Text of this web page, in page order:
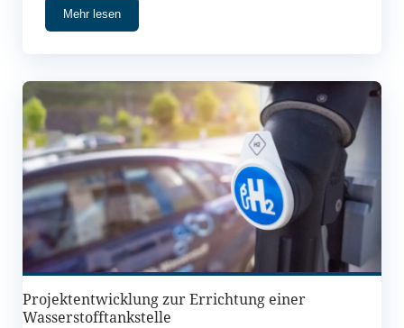
im Leistungsbereich bis 1MWp abdecken, sind am Markt bisher
nicht verfügbar.
Mehr lesen
Projektentwicklung zur Errichtung einer
Wasserstofftankstelle